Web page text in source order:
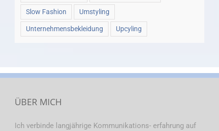
Slow Fashion Umstyling
Unternehmensbekleidung Upcyling
ÜBER MICH
Ich verbinde langjährige Kommunikations- erfahrung auf